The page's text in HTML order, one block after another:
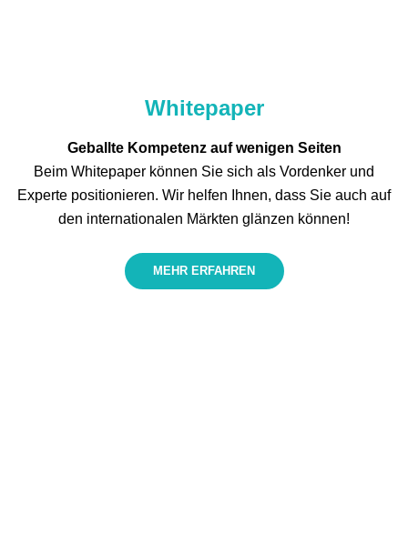
Whitepaper
Geballte Kompetenz auf wenigen Seiten
Beim Whitepaper können Sie sich als Vordenker und
Experte positionieren. Wir helfen Ihnen, dass Sie auch auf
den internationalen Märkten glänzen können!
MEHR ERFAHREN